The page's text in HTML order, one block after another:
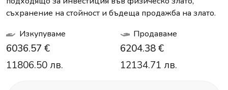
съхранение на стойност и бъдеща продажба на злато.
Изкупуваме
6036.57 €
11806.50 лв.
Продаваме
6204.38 €
12134.71 лв.